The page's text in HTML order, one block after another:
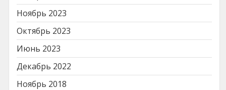
Ноябрь 2023
Октябрь 2023
Июнь 2023
Декабрь 2022
Ноябрь 2018